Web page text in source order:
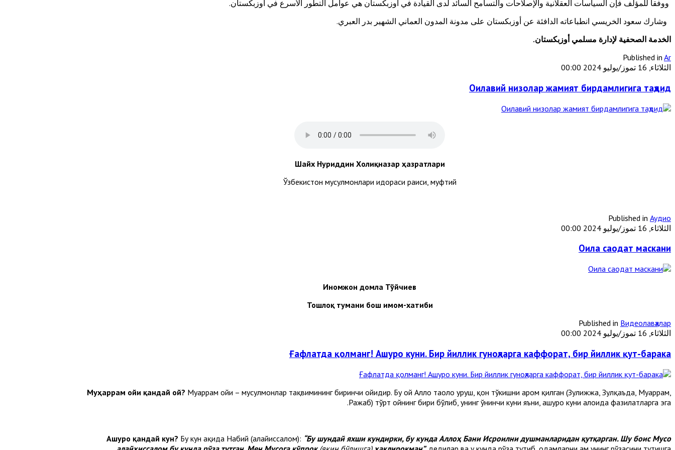
ووفقا للمؤلف فإن السياسات العقلانية والإصلاحات والتسامح السائد لدى القيادة في أوزبكستان هي عوامل التطور الأسرع في أوزبكستان.
وشارك سعود الخريسي انطباعاته الدافئة عن أوزبكستان على مدونة المدون العماني الشهير بدر العبري.
الخدمة الصحفية لإدارة مسلمي أوزبكستان.
Published in Ar
الثلاثاء, 16 تموز/يوليو 2024 00:00
Оилавий низолар жамият бирдамлигига таҳдид
Шайх Нуриддин Холиқназар ҳазратлари
Ўзбекистон мусулмонлари идораси раиси, муфтий
Published in Аудио
الثلاثاء, 16 تموز/يوليو 2024 00:00
Оила саодат маскани
Иномжон домла Тўйчиев
Тошлоқ тумани бош имом-хатиби
Published in Видеолавҳалар
الثلاثاء, 16 تموز/يوليو 2024 00:00
Ғафлатда қолманг! Ашуро куни. Бир йиллик гуноҳларга каффорат, бир йиллик қут-барака
Муҳаррам ойи қандай ой? Муҳаррам ойи – мусулмонлар тақвимининг биринчи ойидир. Бу ой Аллоҳ таоло уруш, қон тўкишни ҳаром қилган (Зулҳижжа, Зулқаъда, Муҳаррам,
Ражаб) тўрт ойнинг бири бўлиб, унинг ўнинчи куни яъни, ашуро куни алоҳида фазилатларга эга.
Ашуро қандай кун? Бу кун ҳақида Набий (алайҳиссалом): “Бу шундай яхши кундирки, бу кунда Аллоҳ Бани Исроилни душманларидан қутқарган. Шу боис Мусо